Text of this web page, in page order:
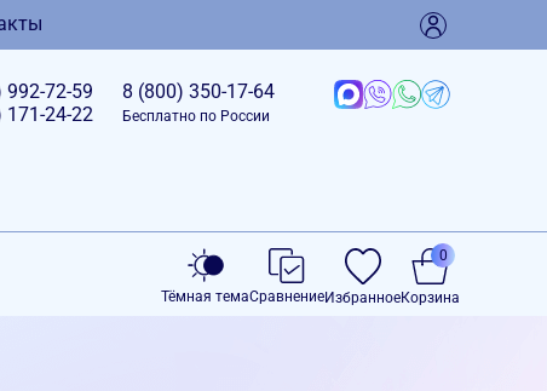
992-72-59
171-24-22
8 (800) 350-17-64
Бесплатно по России
Тёмная темаСравнениеИзбранноеКорзина
0